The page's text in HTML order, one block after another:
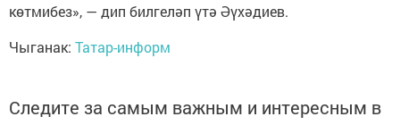
көтмибез», — дип билгеләп үтә Әүхәдиев.
Чыганак: Татар-информ
Следите за самым важным и интересным в